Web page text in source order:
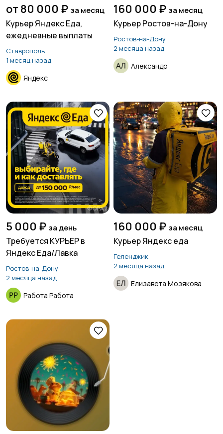
Туризм и гостиницы
Управление
недвижимостью
Управление
персоналом
Удаленная работа
Финансы Юриспруденция
от 80 000 ₽ за месяц
Курьер Яндекс Еда,
ежедневные выплаты
Ставрополь
1 месяц назад
Яндекс
160 000 ₽ за месяц
Курьер Ростов-на-Дону
Ростов-на-Дону
2 месяца назад
Александр
5 000 ₽ за день
Требуется КУРЬЕР в
Яндекс Еда/Лавка
Ростов-на-Дону
2 месяца назад
Работа Работа
160 000 ₽ за месяц
Курьер Яндекс еда
Геленджик
2 месяца назад
Елизавета Мозякова